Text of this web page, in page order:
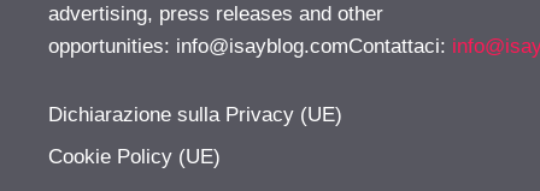
advertising, press releases and other
opportunities: info@isayblog.comContattaci:
Dichiarazione sulla Privacy (UE)
Cookie Policy (UE)